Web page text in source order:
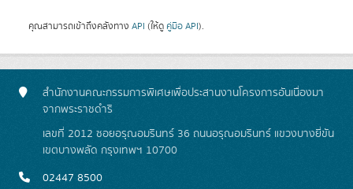
คุณสามารถเข้าถึงคลังทาง API (ให้ดู คู่มือ API).
สำนักงานคณะกรรมการพิเศษเพื่อประสานงานโครงการอันเนื่องมา
จากพระราชดำริ
เลขที่ 2012 ซอยอรุณอมรินทร์ 36 ถนนอรุณอมรินทร์ แขวงบางยี่ขัน
เขตบางพลัด กรุงเทพฯ 10700
02447 8500